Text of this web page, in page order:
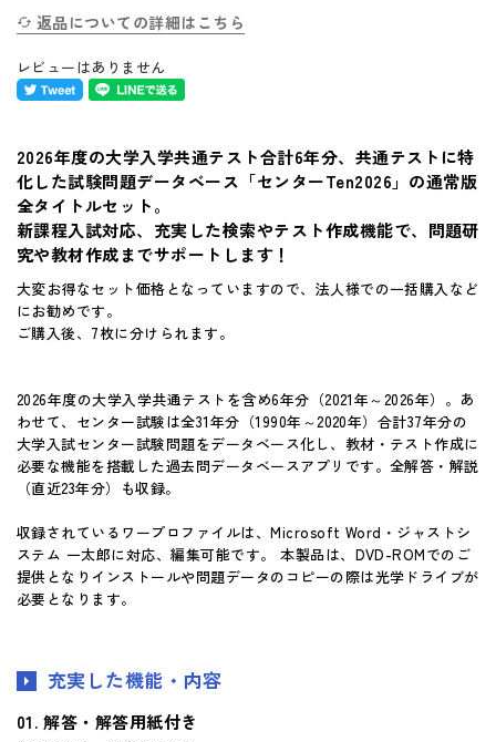
はじめてのお客様へ
よくあるご質問
体験版・製品資料について
購入後のサポートについて
マイページ
返品についての詳細はこちら
レビューはありません
2026年度の大学入学共通テスト合計6年分、共通テストに特
化した試験問題データベース「センターTen2026」の通常版
全タイトルセット。
新課程入試対応、充実した検索やテスト作成機能で、問題研
究や教材作成までサポートします！
大変お得なセット価格となっていますので、法人様での一括購入など
にお勧めです。
ご購入後、7枚に分けられます。
2026年度の大学入学共通テストを含め6年分（2021年～2026年）。あ
わせて、センター試験は全31年分（1990年～2020年）合計37年分の
大学入試センター試験問題をデータベース化し、教材・テスト作成に
必要な機能を搭載した過去問データベースアプリです。全解答・解説
（直近23年分）も収録。
収録されているワープロファイルは、Microsoft Word・ジャストシ
ステム 一太郎に対応、編集可能です。 本製品は、DVD-ROMでのご
提供となりインストールや問題データのコピーの際は光学ドライブが
必要となります。
充実した機能・内容
解答・解答用紙付き